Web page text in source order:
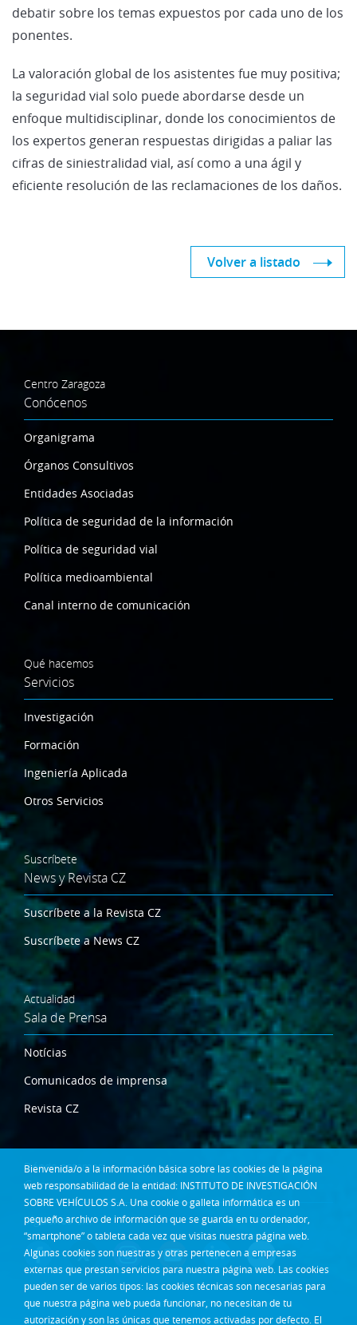
Bienvenida/o a la información básica sobre las cookies de la página
web responsabilidad de la entidad: INSTITUTO DE INVESTIGACIÓN
SOBRE VEHÍCULOS S.A. Una cookie o galleta informática es un
pequeño archivo de información que se guarda en tu ordenador,
“smartphone” o tableta cada vez que visitas nuestra página web.
Algunas cookies son nuestras y otras pertenecen a empresas
externas que prestan servicios para nuestra página web. Las cookies
pueden ser de varios tipos: las cookies técnicas son necesarias para
que nuestra página web pueda funcionar, no necesitan de tu
autorización y son las únicas que tenemos activadas por defecto. El
debatir sobre los temas expuestos por cada uno de los
ponentes.
La valoración global de los asistentes fue muy positiva;
la seguridad vial solo puede abordarse desde un
enfoque multidisciplinar, donde los conocimientos de
los expertos generan respuestas dirigidas a paliar las
cifras de siniestralidad vial, así como a una ágil y
eficiente resolución de las reclamaciones de los daños.
Volver a listado
Centro Zaragoza
Conócenos
Organigrama
Órganos Consultivos
Entidades Asociadas
Política de seguridad de la información
Política de seguridad vial
Política medioambiental
Canal interno de comunicación
Qué hacemos
Servicios
Investigación
Formación
Ingeniería Aplicada
Otros Servicios
Suscríbete
News y Revista CZ
Suscríbete a la Revista CZ
Suscríbete a News CZ
Actualidad
Sala de Prensa
Notícias
Comunicados de imprensa
Revista CZ
Dónde estamos
Contacta
Síguenos en: